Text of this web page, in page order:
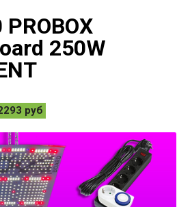
250W
руб